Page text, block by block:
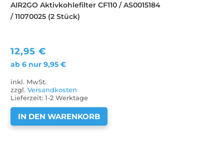
AIR2GO Aktivkohlefilter CF110 / AS0015184
/ 11070025 (2 Stück)
12,95€
ab 6 nur9,95€
inkl. MwSt.
zzgl.Versandkosten
Lieferzeit:1-2 Werktage
IN DEN WARENKORB